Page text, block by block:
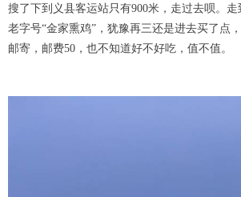
搜了下到义县客运站只有900米，走过去呗。
老字号“金家熏鸡”，犹豫再三还是进去买了点
邮寄，邮费50，也不知道好不好吃，值不值。